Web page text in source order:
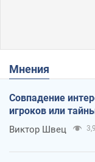
Мнения
Совпадение
игроков или
Виктор Швец